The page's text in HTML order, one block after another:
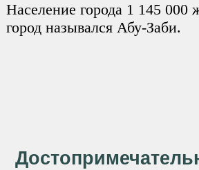
Население города 1 145 000
город назывался Абу-Заби.